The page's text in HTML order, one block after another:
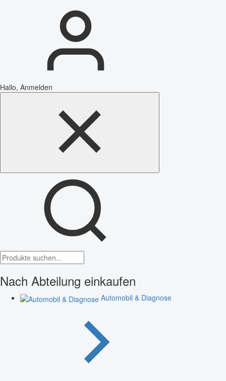
Hallo, Anmelden
Nach Abteilung einkaufen
Automobil & Diagnose